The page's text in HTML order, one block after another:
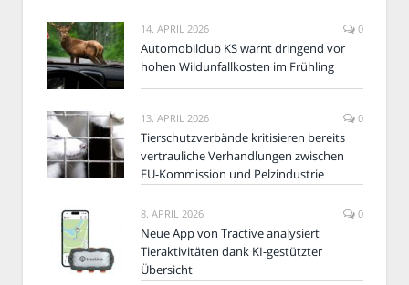
14. APRIL 2026 0
Automobilclub KS warnt dringend vor
hohen Wildunfallkosten im Frühling
13. APRIL 2026 0
Tierschutzverbände kritisieren bereits
vertrauliche Verhandlungen zwischen
EU-Kommission und Pelzindustrie
8. APRIL 2026 0
Neue App von Tractive analysiert
Tieraktivitäten dank KI-gestützter
Übersicht